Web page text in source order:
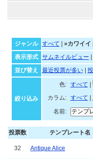
ジャンル すべて »カワイイ
表示形式
サムネイルビュー
並び替え
最近投票が多い|
絞り込み
色: すべて
カラム:
すべて
名前:
投票数 テンプレート名
32 Antique Alice